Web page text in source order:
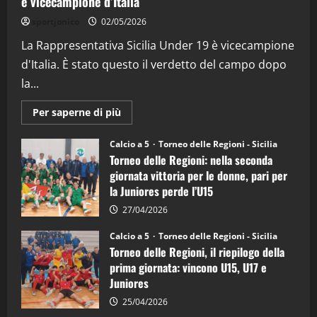
“SportEmpire” in Podcast: 26^ Puntata
08/04/2026
02/05/2026
La Rappresentativa Sicilia Under 19 è vicecampione
d'Italia. È stato questo il verdetto del campo dopo
la...
Per saperne di più
informazioni
Torneo
delle
Regioni
di
calcio
a
5:
la
Juniores
è
vicecampione
d’Italia
Calcio a 5 Torneo delle Regioni - Sicilia
Torneo delle Regioni: nella seconda
giornata vittoria per le donne, pari per
la Juniores perde l’U15
27/04/2026
Calcio a 5 Torneo delle Regioni - Sicilia
Torneo delle Regioni, il riepilogo della
prima giornata: vincono U15, U17 e
Juniores
25/04/2026